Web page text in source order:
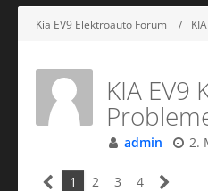
Kia EV9 Elektroauto Forum
KIA
admin 2.
1 2 3 4